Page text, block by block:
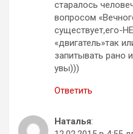
старалось
вопросом
существует,его-
«двигатель»так
запитывать рано
увы)))
Ответить
Наталья: